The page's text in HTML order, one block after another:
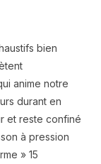
bien
anime notre
durant en
et reste confiné
à pression
» 15